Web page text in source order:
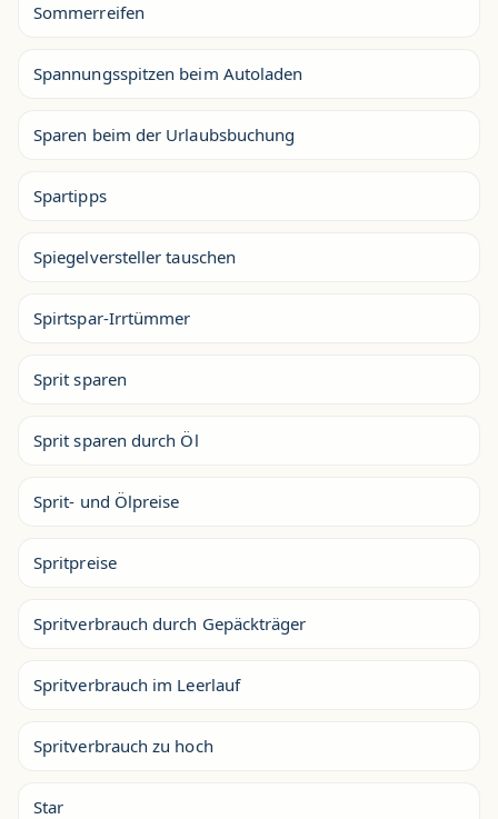
Sommerreifen
Spannungsspitzen beim Autoladen
Sparen beim der Urlaubsbuchung
Spartipps
Spiegelversteller tauschen
Spirtspar-Irrtümmer
Sprit sparen
Sprit sparen durch Öl
Sprit- und Ölpreise
Spritpreise
Spritverbrauch durch Gepäckträger
Spritverbrauch im Leerlauf
Spritverbrauch zu hoch
Star